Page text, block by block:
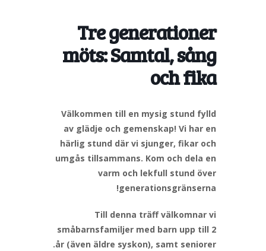
Tre generationer
möts: Samtal, sång
och fika
Välkommen till en mysig stund fylld
av glädje och gemenskap! Vi har en
härlig stund där vi sjunger, fikar och
umgås tillsammans. Kom och dela en
varm och lekfull stund över
generationsgränserna!
Till denna träff välkomnar vi
småbarnsfamiljer med barn upp till 2
år (även äldre syskon), samt seniorer.